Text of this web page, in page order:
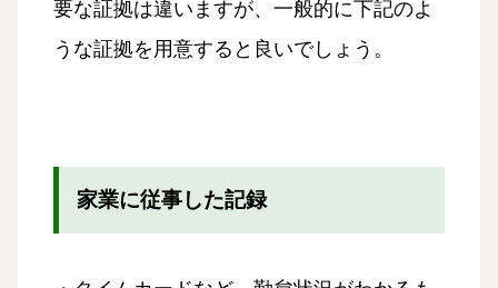
要な証拠は違いますが、一般的に下記のよ
うな証拠を用意すると良いでしょう。
家業に従事した記録